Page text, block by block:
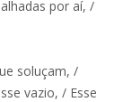
por aí, /
soluçam, /
vazio, / Esse